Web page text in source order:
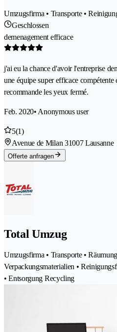
Umzugsfirma • Transporte •
Geschlossen
demenagement efficace
j'ai eu la chance d'avoir l'entreprise
une équipe super efficace
recommande les yeux fermé.
Feb. 2020• Anonymous user
5(1)
Avenue de Milan 31007 Lausanne
Offerte anfragen
Total Umzug
Umzugsfirma • Transporte •
Verpackungsmaterialien •
• Entsorgung Recycling